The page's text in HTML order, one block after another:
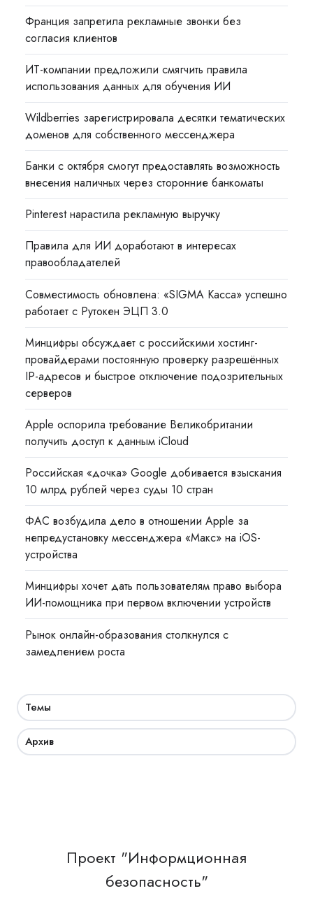
Франция запретила рекламные звонки без
согласия клиентов
ИТ-компании предложили смягчить правила
использования данных для обучения ИИ
Wildberries зарегистрировала десятки тематических
доменов для собственного мессенджера
Банки с октября смогут предоставлять возможность
внесения наличных через сторонние банкоматы
Pinterest нарастила рекламную выручку
Правила для ИИ доработают в интересах
правообладателей
Совместимость обновлена: «SIGMA Касса» успешно
работает с Рутокен ЭЦП 3.0
Минцифры обсуждает с российскими хостинг-
провайдерами постоянную проверку разрешённых
IP-адресов и быстрое отключение подозрительных
серверов
Apple оспорила требование Великобритании
получить доступ к данным iCloud
Российская «дочка» Google добивается взыскания
10 млрд рублей через суды 10 стран
ФАС возбудила дело в отношении Apple за
непредустановку мессенджера «Макс» на iOS-
устройства
Минцифры хочет дать пользователям право выбора
ИИ-помощника при первом включении устройств
Рынок онлайн-образования столкнулся с
замедлением роста
Темы
Архив
Проект "Информционная
безопасность"